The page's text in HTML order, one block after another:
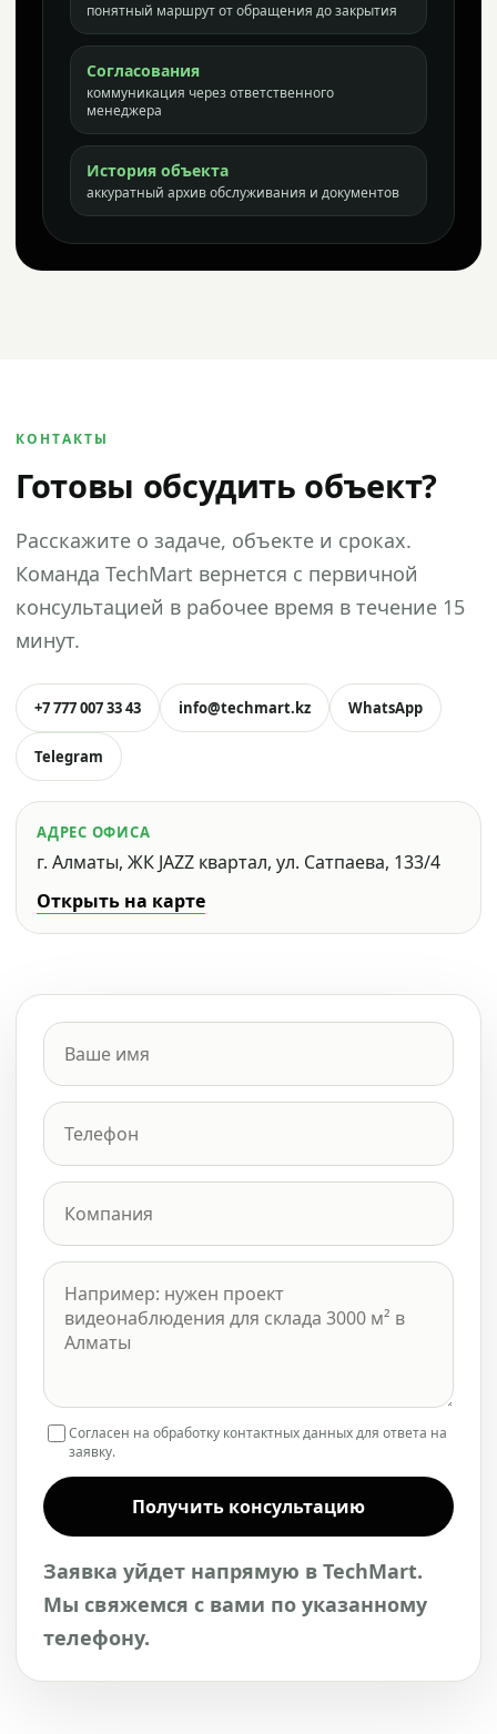
понятный маршрут от обращения до закрытия
Согласования
коммуникация через ответственного
менеджера
История объекта
аккуратный архив обслуживания и документов
КОНТАКТЫ
Готовы обсудить объект?
Расскажите о задаче, объекте и сроках.
Команда TechMart вернется с первичной
консультацией в рабочее время в течение 15
минут.
+7 777 007 33 43 info@techmart.kz WhatsApp
Telegram
АДРЕС ОФИСА
г. Алматы, ЖК JAZZ квартал, ул. Сатпаева, 133/4
Открыть на карте
Согласен на обработку контактных данных для ответа на
заявку.
Получить консультацию
Заявка уйдет напрямую в TechMart.
Мы свяжемся с вами по указанному
телефону.